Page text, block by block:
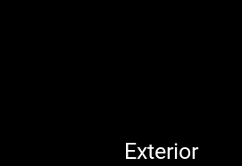
Exterior